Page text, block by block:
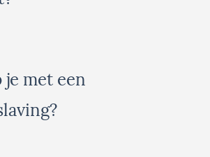
je met een